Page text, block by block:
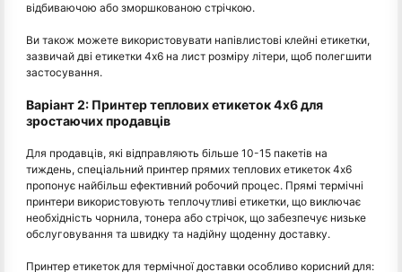
відбиваючою або зморшкованою стрічкою.
Ви також можете використовувати напівлистові клейні етикетки,
зазвичай дві етикетки 4х6 на лист розміру літери, щоб полегшити
застосування.
Варіант 2: Принтер теплових етикеток 4x6 для
зростаючих продавців
Для продавців, які відправляють більше 10-15 пакетів на
тиждень, спеціальний принтер прямих теплових етикеток 4x6
пропонує найбільш ефективний робочий процес. Прямі термічні
принтери використовують теплочутливі етикетки, що виключає
необхідність чорнила, тонера або стрічок, що забезпечує низьке
обслуговування та швидку та надійну щоденну доставку.
Принтер етикеток для термічної доставки особливо корисний для: